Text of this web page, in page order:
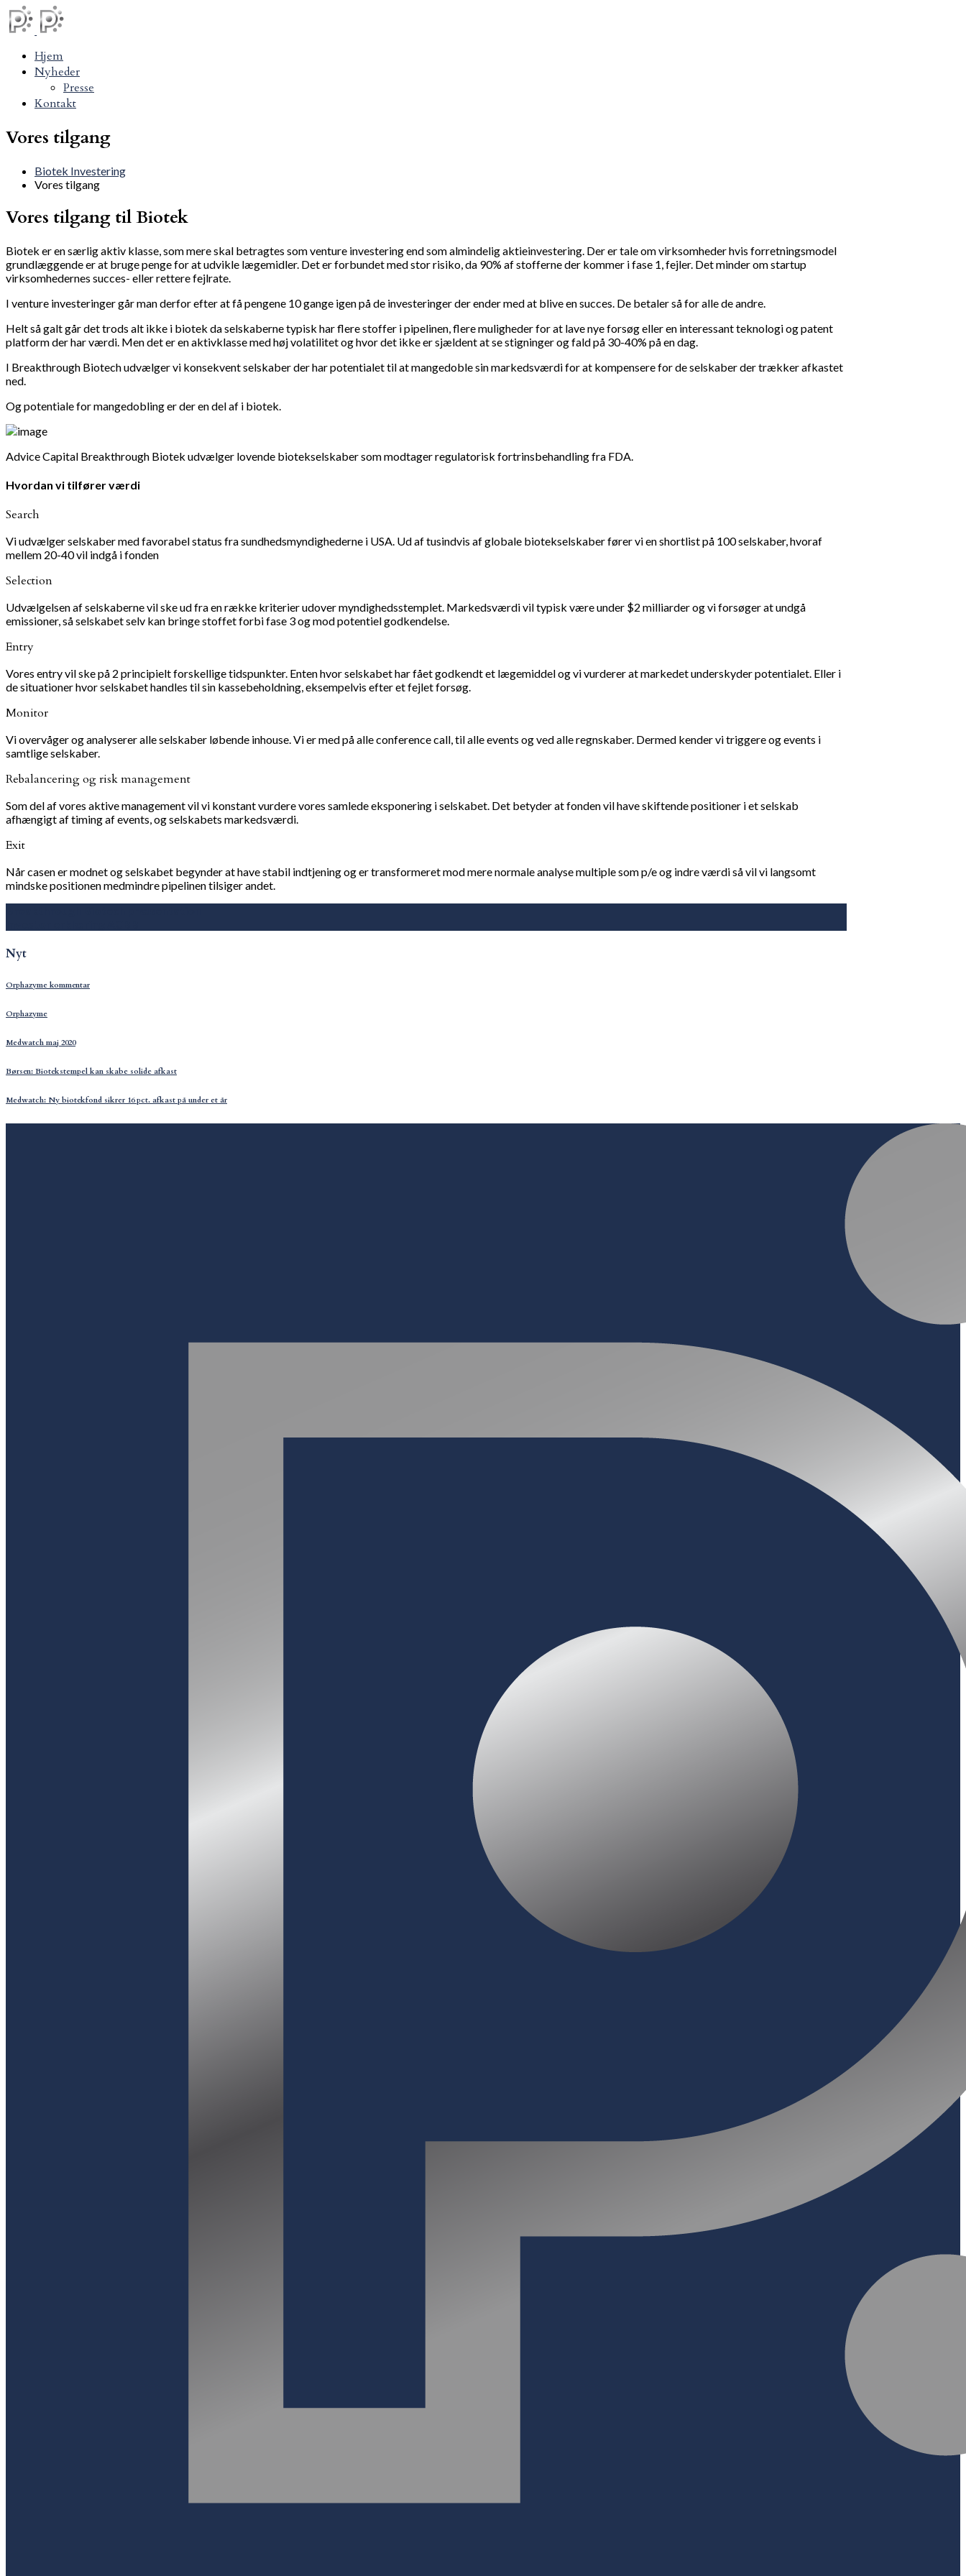
Hjem
Nyheder
Presse
Kontakt
Vores tilgang
Biotek Investering
Vores tilgang
Vores tilgang til Biotek
Biotek er en særlig aktiv klasse, som mere skal betragtes som venture investering end som almindelig aktieinvestering. Der er tale om virksomheder hvis forretningsmodel
grundlæggende er at bruge penge for at udvikle lægemidler. Det er forbundet med stor risiko, da 90% af stofferne der kommer i fase 1, fejler. Det minder om startup
virksomhedernes succes- eller rettere fejlrate.
I venture investeringer går man derfor efter at få pengene 10 gange igen på de investeringer der ender med at blive en succes. De betaler så for alle de andre.
Helt så galt går det trods alt ikke i biotek da selskaberne typisk har flere stoffer i pipelinen, flere muligheder for at lave nye forsøg eller en interessant teknologi og patent
platform der har værdi. Men det er en aktivklasse med høj volatilitet og hvor det ikke er sjældent at se stigninger og fald på 30-40% på en dag.
I Breakthrough Biotech udvælger vi konsekvent selskaber der har potentialet til at mangedoble sin markedsværdi for at kompensere for de selskaber der trækker afkastet
ned.
Og potentiale for mangedobling er der en del af i biotek.
Advice Capital Breakthrough Biotek udvælger lovende biotekselskaber som modtager regulatorisk fortrinsbehandling fra FDA.
Hvordan vi tilfører værdi
Search
Vi udvælger selskaber med favorabel status fra sundhedsmyndighederne i USA. Ud af tusindvis af globale biotekselskaber fører vi en shortlist på 100 selskaber, hvoraf
mellem 20-40 vil indgå i fonden
Selection
Udvælgelsen af selskaberne vil ske ud fra en række kriterier udover myndighedsstemplet. Markedsværdi vil typisk være under $2 milliarder og vi forsøger at undgå
emissioner, så selskabet selv kan bringe stoffet forbi fase 3 og mod potentiel godkendelse.
Entry
Vores entry vil ske på 2 principielt forskellige tidspunkter. Enten hvor selskabet har fået godkendt et lægemiddel og vi vurderer at markedet underskyder potentialet. Eller i
de situationer hvor selskabet handles til sin kassebeholdning, eksempelvis efter et fejlet forsøg.
Monitor
Vi overvåger og analyserer alle selskaber løbende inhouse. Vi er med på alle conference call, til alle events og ved alle regnskaber. Dermed kender vi triggere og events i
samtlige selskaber.
Rebalancering og risk management
Som del af vores aktive management vil vi konstant vurdere vores samlede eksponering i selskabet. Det betyder at fonden vil have skiftende positioner i et selskab
afhængigt af timing af events, og selskabets markedsværdi.
Exit
Når casen er modnet og selskabet begynder at have stabil indtjening og er transformeret mod mere normale analyse multiple som p/e og indre værdi så vil vi langsomt
mindske positionen medmindre pipelinen tilsiger andet.
Nyt
Orphazyme kommentar
Orphazyme
Medwatch maj 2020
Børsen: Biotekstempel kan skabe solide afkast
Medwatch: Ny biotekfond sikrer 16 pct. afkast på under et år